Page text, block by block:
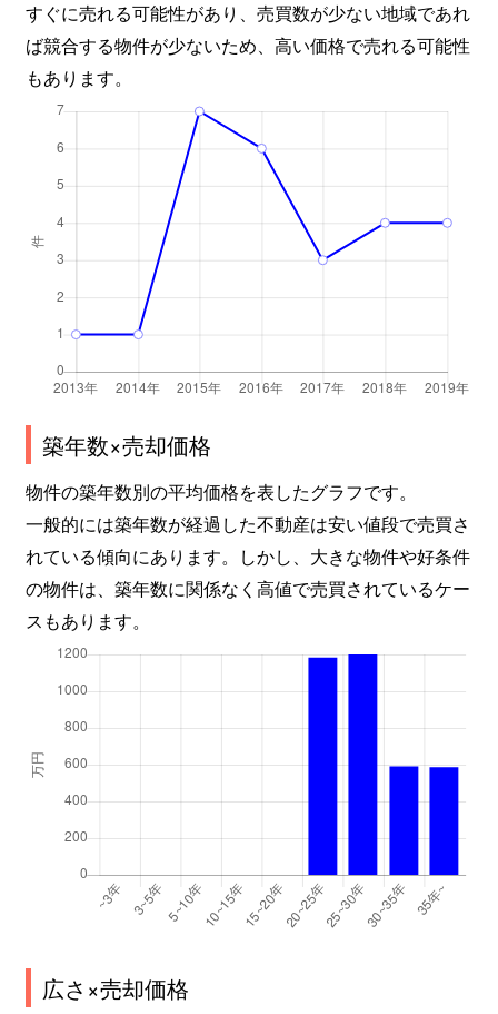
すぐに売れる可能性があり、売買数が少ない地域であれ
ば競合する物件が少ないため、高い価格で売れる可能性
もあります。
築年数×売却価格
物件の築年数別の平均価格を表したグラフです。
一般的には築年数が経過した不動産は安い値段で売買さ
れている傾向にあります。しかし、大きな物件や好条件
の物件は、築年数に関係なく高値で売買されているケー
スもあります。
広さ×売却価格